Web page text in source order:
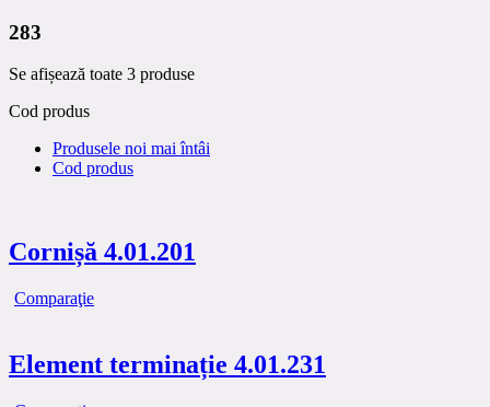
283
Se afișează toate 3 produse
Cod produs
Produsele noi mai întâi
Cod produs
Cornișă 4.01.201
Comparaţie
Element terminație 4.01.231